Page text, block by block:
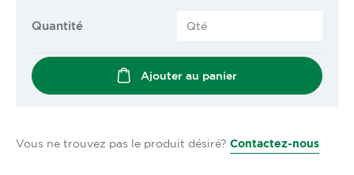
Quantité
Ajouter au panier
Vous ne trouvez pas le produit désiré? Contactez-nous